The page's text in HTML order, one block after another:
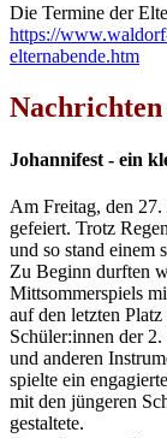
Die Termine der
https://
elternabende.htm
Nachrichten
Johannifest - ein
Am Freitag, den 27.
gefeiert. Trotz
und so stand einem
Zu Beginn durften
Mittsommerspiels
auf den letzten
Schüler:innen der
und anderen
spielte ein
mit den jüngeren
gestaltete.